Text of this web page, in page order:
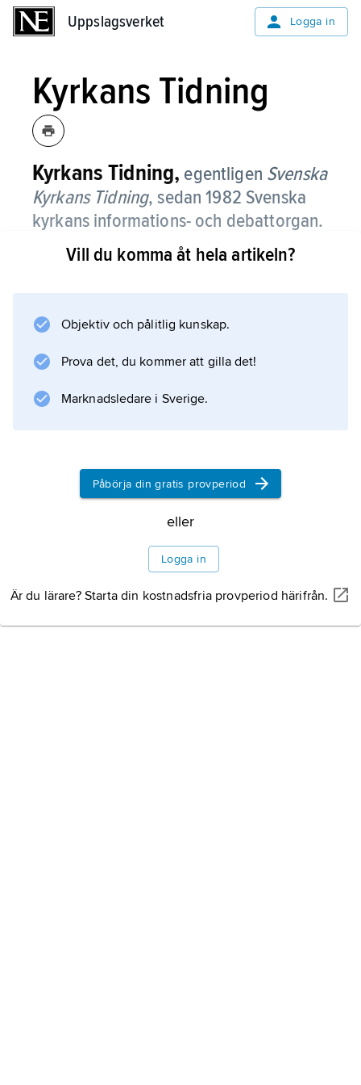
Uppslagsverket Logga in
Kyrkans Tidning
Kyrkans Tidning, egentligen Svenska
Kyrkans Tidning, sedan 1982 Svenska
kyrkans informations- och debattorgan.
Kyrkans Tidning tillkom genom ett samgående
stiftstidningar. Tidningen utkommer en gång i
församlingarna som majoritetsägare.
Upplagan är 27 100 ex. (2014).
Information om artikeln
Vill du komma åt hela artikeln?
Objektiv och pålitlig kunskap.
Prova det, du kommer att gilla det!
Marknadsledare i Sverige.
Påbörja din gratis provperiod
eller
Logga in
Är du lärare? Starta din kostnadsfria provperiod härifrån.